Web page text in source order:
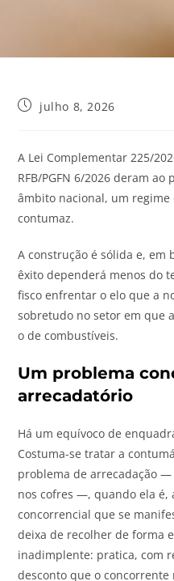
julho 8, 2026
A Lei Complementar 225/
RFB/PGFN 6/2026 deram
âmbito nacional, um
contumaz.
A construção é sólida e, em
êxito dependerá menos do
fisco enfrentar o elo que a
sobretudo no setor em que
o de combustíveis.
Um problema
arrecadatório
Há um equívoco de
Costuma-se tratar a
problema de arrecadação
nos cofres —, quando ela é,
concorrencial que se
deixa de recolher de forma
inadimplente: pratica, com
desconto que o